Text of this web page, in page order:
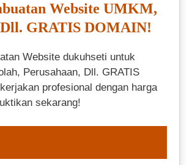
Website UMKM,
Dll. GRATIS DOMAIN!
Website dukuhseti untuk
Perusahaan, Dll. GRATIS
profesional dengan harga
sekarang!